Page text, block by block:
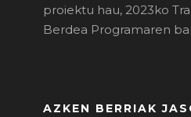
proiektu hau, 2023ko
Berdea Programaren
AZKEN BERRIAK